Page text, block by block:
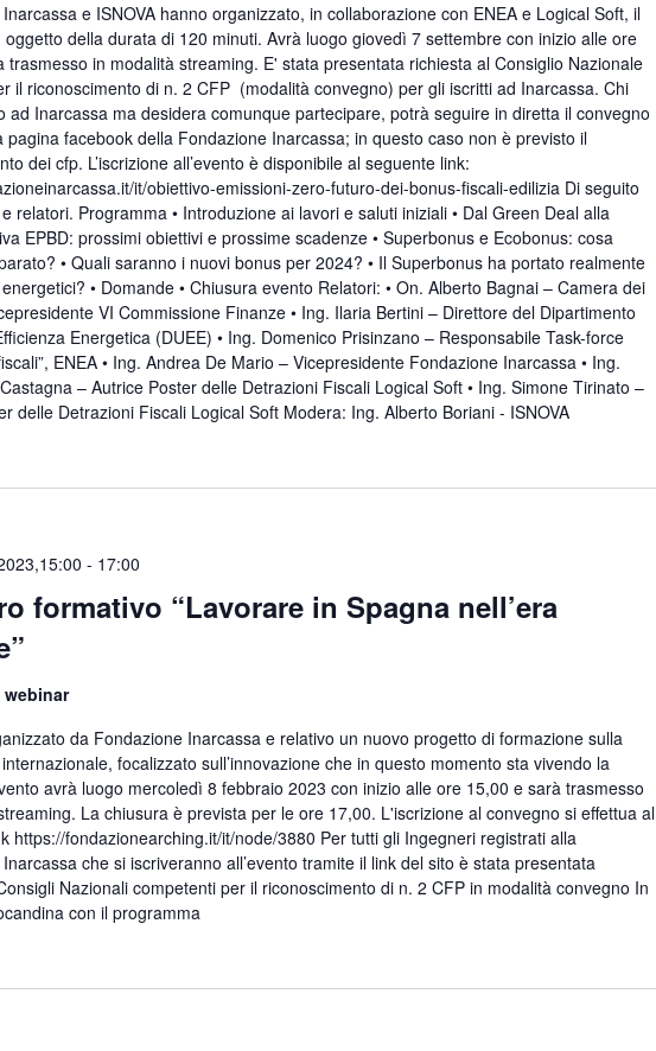
e ISNOVA hanno organizzato, in collaborazione con ENEA e Logical Soft, il
oggetto della durata di 120 minuti. Avrà luogo giovedì 7 settembre con inizio alle ore
trasmesso in modalità streaming. E' stata presentata richiesta al Consiglio Nazionale
il riconoscimento di n. 2 CFP (modalità convegno) per gli iscritti ad Inarcassa. Chi
ad Inarcassa ma desidera comunque partecipare, potrà seguire in diretta il convegno
pagina facebook della Fondazione Inarcassa; in questo caso non è previsto il
dei cfp. L’iscrizione all’evento è disponibile al seguente link:
it/obiettivo-emissioni-zero-futuro-dei-bonus-fiscali-edilizia Di seguito
relatori. Programma • Introduzione ai lavori e saluti iniziali • Dal Green Deal alla
EPBD: prossimi obiettivi e prossime scadenze • Superbonus e Ecobonus: cosa
• Quali saranno i nuovi bonus per 2024? • Il Superbonus ha portato realmente
• Domande • Chiusura evento Relatori: • On. Alberto Bagnai – Camera dei
VI Commissione Finanze • Ing. Ilaria Bertini – Direttore del Dipartimento
Energetica (DUEE) • Ing. Domenico Prisinzano – Responsabile Task-force
ENEA • Ing. Andrea De Mario – Vicepresidente Fondazione Inarcassa • Ing.
– Autrice Poster delle Detrazioni Fiscali Logical Soft • Ing. Simone Tirinato –
delle Detrazioni Fiscali Logical Soft Modera: Ing. Alberto Boriani - ISNOVA
formativo “Lavorare in Spagna nell’era
- 17:00
da Fondazione Inarcassa e relativo un nuovo progetto di formazione sulla
focalizzato sull’innovazione che in questo momento sta vivendo la
avrà luogo mercoledì 8 febbraio 2023 con inizio alle ore 15,00 e sarà trasmesso
La chiusura è prevista per le ore 17,00. L'iscrizione al convegno si effettua al
https://fondazionearching.it/it/node/3880 Per tutti gli Ingegneri registrati alla
che si iscriveranno all’evento tramite il link del sito è stata presentata
Nazionali competenti per il riconoscimento di n. 2 CFP in modalità convegno In
con il programma